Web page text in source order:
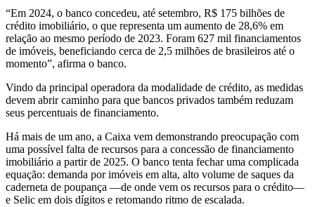
“Em 2024, o banco concedeu, até setembro, R$ 175 bilhões de
crédito imobiliário, o que representa um aumento de 28,6% em
relação ao mesmo período de 2023. Foram 627 mil financiamentos
de imóveis, beneficiando cerca de 2,5 milhões de brasileiros até o
momento”, afirma o banco.
Vindo da principal operadora da modalidade de crédito, as medidas
devem abrir caminho para que bancos privados também reduzam
seus percentuais de financiamento.
Há mais de um ano, a Caixa vem demonstrando preocupação com
uma possível falta de recursos para a concessão de financiamento
imobiliário a partir de 2025. O banco tenta fechar uma complicada
equação: demanda por imóveis em alta, alto volume de saques da
caderneta de poupança —de onde vem os recursos para o crédito—
e Selic em dois dígitos e retomando ritmo de escalada.